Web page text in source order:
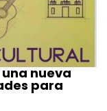
nueva
para